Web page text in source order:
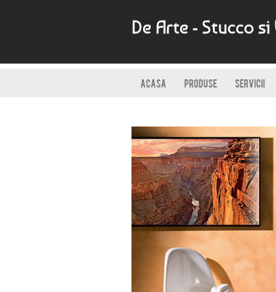
De Arte - Stucco
ACASA PRODUSE SERVICII